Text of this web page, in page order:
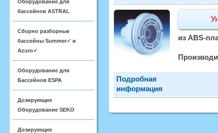
Оборудование для
бассейнов ASTRAL
Сборно разборные
бассейны Summer✓ и
Azuro✓
Оборудование для
Бассейнов ESPA
Дозирующие
Оборудование SEKO
Дозирующие
из ABS-
Подробная
информация